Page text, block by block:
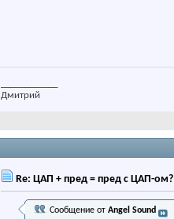
Дмитрий
Re: ЦАП + пред = пред с ЦАП-ом?
Сообщение от Angel Sound